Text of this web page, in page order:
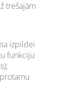
trešajām
izpildei
funkciju